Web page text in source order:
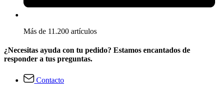
Más de 11.200 artículos
¿Necesitas ayuda con tu pedido? Estamos encantados de
responder a tus preguntas.
Contacto